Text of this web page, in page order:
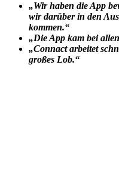
„Wir haben die App
wir darüber in den
kommen.“
„Die App kam bei
„Connact arbeitet
großes Lob.“